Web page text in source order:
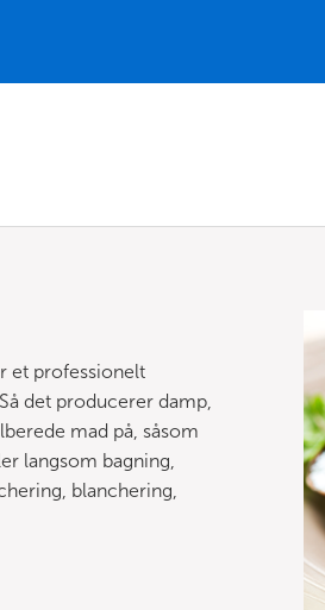
et professionelt
det producerer damp,
mad på, såsom
langsom bagning,
blanchering,